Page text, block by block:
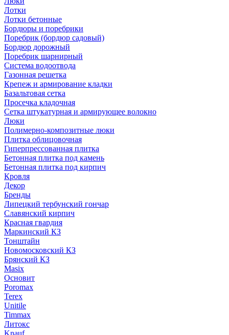
Лотки
Лотки бетонные
Бордюры и поребрики
Поребрик (бордюр садовый)
Бордюр дорожный
Поребрик шарнирный
Система водоотвода
Газонная решетка
Крепеж и армирование кладки
Базальтовая сетка
Просечка кладочная
Сетка штукатурная и армирующее волокно
Люки
Полимерно-композитные люки
Плитка облицовочная
Гиперпрессованная плитка
Бетонная плитка под камень
Бетонная плитка под кирпич
Кровля
Декор
Бренды
Липецкий тербунский гончар
Славянский кирпич
Красная гвардия
Маркинский КЗ
Тонштайн
Новомосковский КЗ
Брянский КЗ
Masix
Основит
Poromax
Terex
Unitile
Timmax
Литокс
Knauf